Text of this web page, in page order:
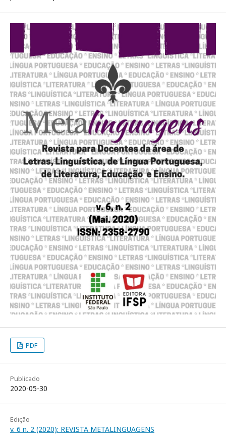
PDF
Publicado
2020-05-30
Edição
v. 6 n. 2 (2020): REVISTA METALINGUAGENS